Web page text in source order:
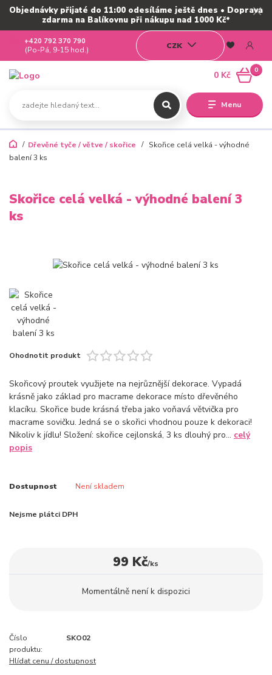
Objednávky přijaté do 11:00 odesíláme ještě dnes • Doprava
zdarma na Balíkovnu při nákupu nad 1000 Kč*
Menu
CZK
+420 792 370 790
(Po-Pá, 9-15 hod.)
0
0 Kč
Dřevěné tyče / větve / skořice
Skořice celá velká - výhodné
balení 3 ks
Skořice celá velká - výhodné balení 3
ks
Ohodnotit produkt
Skořicový proutek využijete na nejrůznější dekorace. Vypadá
krásně jako základ pro macrame dekorace místo dřevěného
klacíku. Skořice bude krásná třeba jako voňavá větvička pro
macrame sovičku. Jedná se o skořici vhodnou pouze k dekoraci!
Nikoliv k jídlu! Složení: skořice cejlonská, 3 ks dlouhý pro... celý
popis
Dostupnost Není skladem
Nejsme plátci DPH
99 Kč/ks
Momentálně není k dispozici
Číslo
produktu:
SKO02
Hlídat cenu / dostupnost